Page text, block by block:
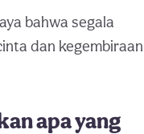
bahwa segala
dan kegembiraan
apa yang